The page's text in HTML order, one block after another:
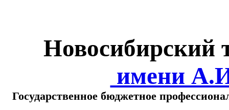
Новосибирский
имени
Государственное бюджетное